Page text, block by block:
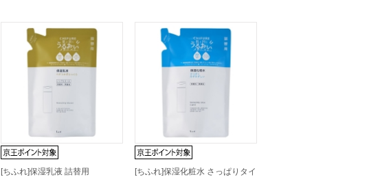
[ちふれ]保湿乳液 詰替用
[ちふれ]保湿化粧水 さっぱりタイ